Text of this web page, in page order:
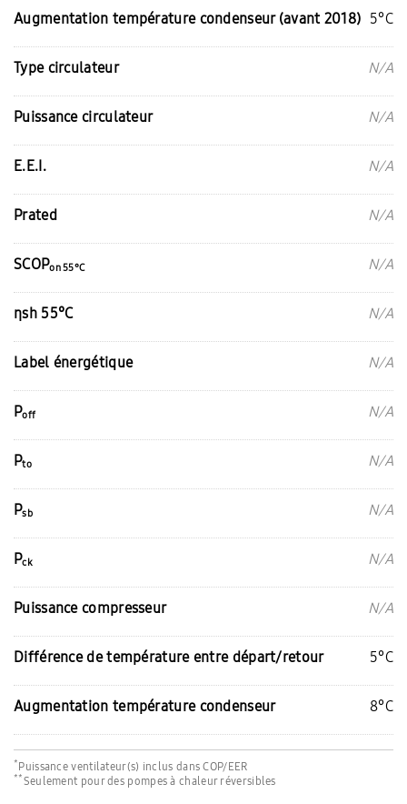
Augmentation température condenseur (avant 2018) 5°C
Type circulateur N/A
Puissance circulateur N/A
E.E.I. N/A
Prated N/A
SCOPon 55°C N/A
ƞsh 55°C N/A
Label énergétique N/A
Poff N/A
Pto N/A
Psb N/A
Pck N/A
Puissance compresseur N/A
Différence de température entre départ/retour 5°C
Augmentation température condenseur 8°C
*Puissance ventilateur(s) inclus dans COP/EER
**Seulement pour des pompes à chaleur réversibles